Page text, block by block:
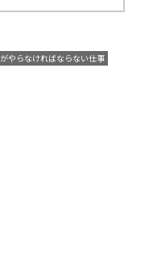
やらなければならない仕事